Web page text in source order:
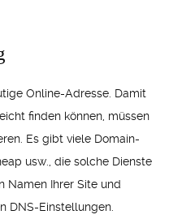
Online-Adresse. Damit
finden können, müssen
Es gibt viele Domain-
usw., die solche Dienste
Namen Ihrer Site und
DNS-Einstellungen.